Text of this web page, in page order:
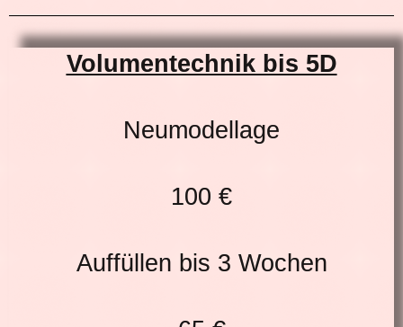
Volumentechnik bis 5D
Neumodellage
100 €
Auffüllen bis 3 Wochen